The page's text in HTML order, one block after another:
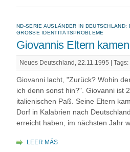
ND-SERIE AUSLÄNDER IN
GROSSE IDENTITÄTSPROBLEME
Giovannis Eltern
Neues Deutschland, 22.11.1995 | Tags:
Giovanni lacht, "Zurück? Wohin
ich denn sonst hin?". Giovanni ist
italienischen Paß. Seine Eltern
Dorf in Kalabrien nach
erreicht haben, im nächsten Jahr
LEER MÁS